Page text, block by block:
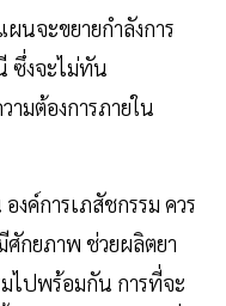
นจะขยายกำลังการ
ซึ่งจะไม่ทัน
ามต้องการภายใน
งค์การเภสัชกรรม ควร
ศักยภาพ ช่วยผลิตยา
มไปพร้อมกัน การที่จะ